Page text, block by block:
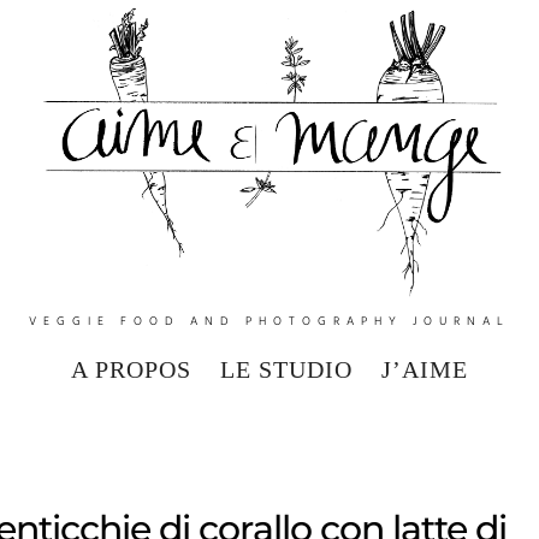
VEGGIE FOOD AND PHOTOGRAPHY JOURNAL
A PROPOS LE STUDIO J’AIME
di corallo con latte di